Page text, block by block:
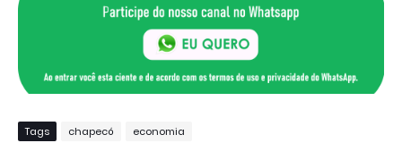
Tags chapecó economia